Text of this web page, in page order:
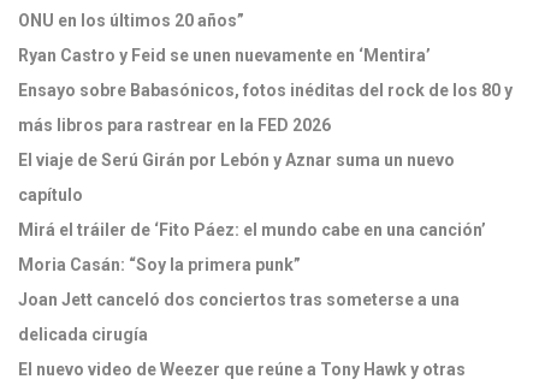
ONU en los últimos 20 años”
Ryan Castro y Feid se unen nuevamente en ‘Mentira’
Ensayo sobre Babasónicos, fotos inéditas del rock de los 80 y
más libros para rastrear en la FED 2026
El viaje de Serú Girán por Lebón y Aznar suma un nuevo
capítulo
Mirá el tráiler de ‘Fito Páez: el mundo cabe en una canción’
Moria Casán: “Soy la primera punk”
Joan Jett canceló dos conciertos tras someterse a una
delicada cirugía
El nuevo video de Weezer que reúne a Tony Hawk y otras